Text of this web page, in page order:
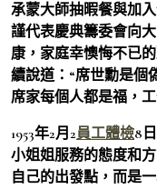
承蒙大師抽暇餐與加
謹代表慶典籌委會向
康，家庭幸懊悔不已
續說道：“席世勳是個
席家每個人都是福，
1953年2月2員工體檢8
小姐姐服務的態度和
自己的出發點，而是